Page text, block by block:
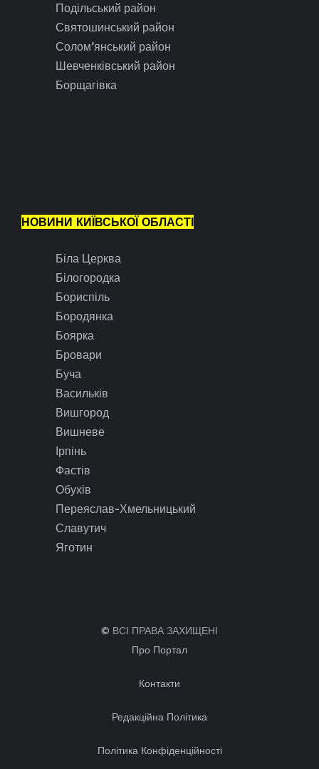
Подільський район
Святошинський район
Солом’янський район
Шевченківський район
Борщагівка
НОВИНИ КИЇВСЬКОЇ ОБЛАСТІ
Біла Церква
Білогородка
Бориспіль
Бородянка
Боярка
Бровари
Буча
Васильків
Вишгород
Вишневе
Ірпінь
Фастів
Обухів
Переяслав-Хмельницький
Славутич
Яготин
© ВСІ ПРАВА ЗАХИЩЕНІ
Про Портал
Контакти
Редакційна Політика
Політика Конфіденційності